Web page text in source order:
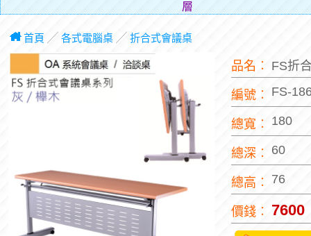
層費用（
首頁 ╱ 各式電腦桌╱ 折合式會議桌
品名︰ FS折
編號︰ FS-
總寬︰ 180
總深︰ 60
總高︰ 76
價錢︰ 7600